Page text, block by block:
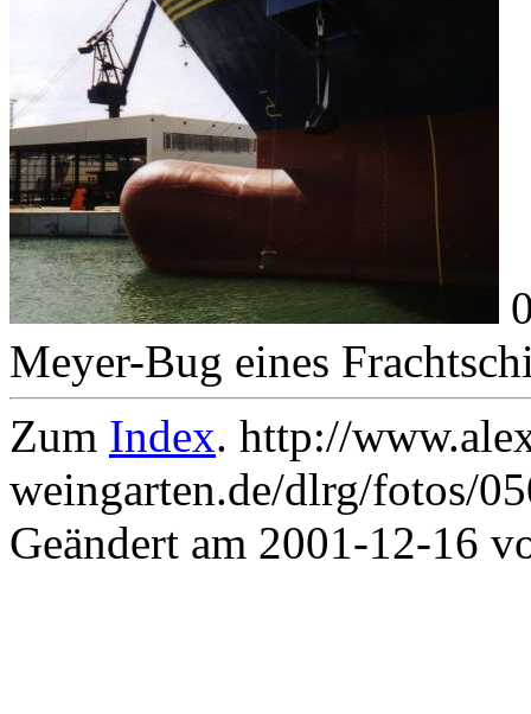
Meyer-Bug eines
Zum Index. http://
weingarten.de/dlrg/fotos/
Geändert am 2001-12-16